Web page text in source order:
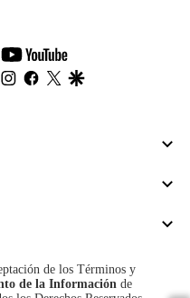
youtube-
footer
instagram
facebook
twitter
de los Términos y
de la Información de